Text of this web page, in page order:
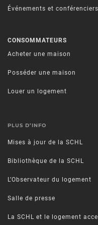
Événements et conférenciers
CONSOMMATEURS
Acheter une maison
Posséder une maison
Louer un logement
PLUS D’INFO
Mises à jour de la SCHL
Bibliothèque de la SCHL
L’Observateur du logement
Salle de presse
La SCHL et le logement